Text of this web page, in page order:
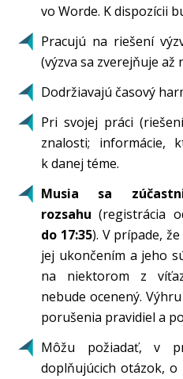
vo Worde. K dispozícii
Pracujú na riešení
(výzva sa zverejňuje až
Dodržiavajú časový
Pri svojej práci
znalosti; informácie,
k danej téme.
Musia sa
rozsahu (registrácia
do 17:35). V prípade,
jej ukončením a jeho
na niektorom z
nebude ocenený.
porušenia pravidiel a
Môžu požiadať, v
doplňujúcich otázok,